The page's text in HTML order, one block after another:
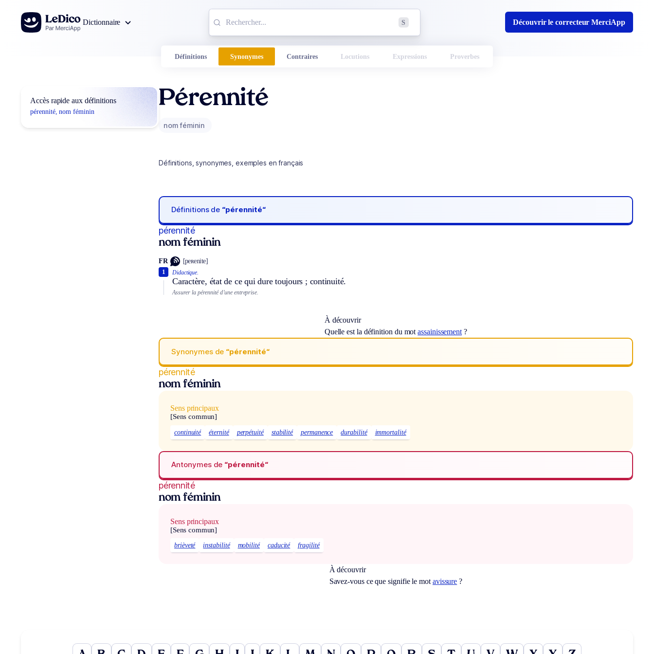
Aller au contenu
Dictionnaire
S Découvrir le correcteur MerciApp
Définitions Synonymes Contraires Locutions Expressions Proverbes
Accès rapide aux définitions
pérennité, nom féminin
Pérennité
nom féminin
Définitions, synonymes, exemples en français
Définitions de “pérennité“
pérennité
nom féminin
FR [peʀenite]
Didactique.
Caractère, état de ce qui dure toujours ; continuité.
1
Assurer la pérennité d’une entreprise.
À découvrir
Quelle est la définition du motassainissement ?
Synonymes de “pérennité“
pérennité
nom féminin
Sens principaux
[Sens commun]
continuité éternité perpétuité stabilité permanence durabilité immortalité
Antonymes de “pérennité“
pérennité
nom féminin
Sens principaux
[Sens commun]
brièveté instabilité mobilité caducité fragilité
À découvrir
Savez-vous ce que signifie le mot avissure ?